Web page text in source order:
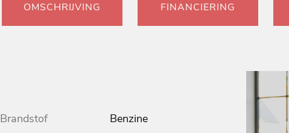
OMSCHRIJVING FINANCIERING
Brandstof
Benzine